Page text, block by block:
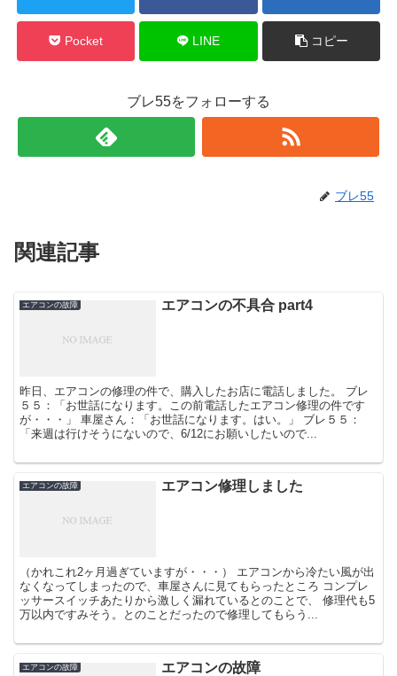
Pocket LINE コピー
ブレ55をフォローする
ブレ55
関連記事
エアコンの故障 エアコンの不具合 part4
昨日、エアコンの修理の件で、購入したお店に電話しました。 ブレ
５５：「お世話になります。この前電話したエアコン修理の件です
が・・・」 車屋さん：「お世話になります。はい。」 ブレ５５：
「来週は行けそうにないので、6/12にお願いしたいので...
エアコンの故障 エアコン修理しました
（かれこれ2ヶ月過ぎていますが・・・） エアコンから冷たい風が出
なくなってしまったので、車屋さんに見てもらったところ コンプレ
ッサースイッチあたりから激しく漏れているとのことで、 修理代も5
万以内ですみそう。とのことだったので修理してもらう...
エアコンの故障 エアコンの故障